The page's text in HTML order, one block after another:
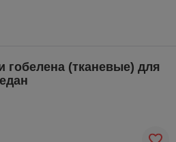
гобелена (тканевые) для